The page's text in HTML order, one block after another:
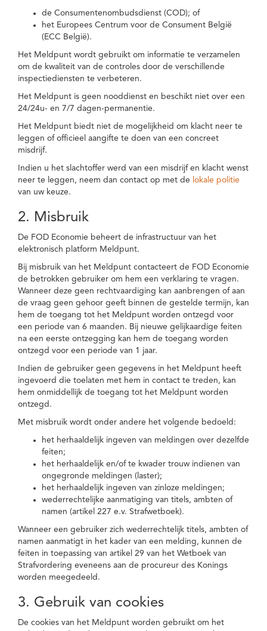
de Consumentenombudsdienst (COD); of
het Europees Centrum voor de Consument België
(ECC België).
Het Meldpunt wordt gebruikt om informatie te verzamelen
om de kwaliteit van de controles door de verschillende
inspectiediensten te verbeteren.
Het Meldpunt is geen nooddienst en beschikt niet over een
24/24u- en 7/7 dagen-permanentie.
Het Meldpunt biedt niet de mogelijkheid om klacht neer te
leggen of officieel aangifte te doen van een concreet
misdrijf.
Indien u het slachtoffer werd van een misdrijf en klacht wenst
neer te leggen, neem dan contact op met de lokale politie
van uw keuze.
2. Misbruik
De FOD Economie beheert de infrastructuur van het
elektronisch platform Meldpunt.
Bij misbruik van het Meldpunt contacteert de FOD Economie
de betrokken gebruiker om hem een verklaring te vragen.
Wanneer deze geen rechtvaardiging kan aanbrengen of aan
de vraag geen gehoor geeft binnen de gestelde termijn, kan
hem de toegang tot het Meldpunt worden ontzegd voor
een periode van 6 maanden. Bij nieuwe gelijkaardige feiten
na een eerste ontzegging kan hem de toegang worden
ontzegd voor een periode van 1 jaar.
Indien de gebruiker geen gegevens in het Meldpunt heeft
ingevoerd die toelaten met hem in contact te treden, kan
hem onmiddellijk de toegang tot het Meldpunt worden
ontzegd.
Met misbruik wordt onder andere het volgende bedoeld:
het herhaaldelijk ingeven van meldingen over dezelfde
feiten;
het herhaaldelijk en/of te kwader trouw indienen van
ongegronde meldingen (laster);
het herhaaldelijk ingeven van zinloze meldingen;
wederrechtelijke aanmatiging van titels, ambten of
namen (artikel 227 e.v. Strafwetboek).
Wanneer een gebruiker zich wederrechtelijk titels, ambten of
namen aanmatigt in het kader van een melding, kunnen de
feiten in toepassing van artikel 29 van het Wetboek van
Strafvordering eveneens aan de procureur des Konings
worden meegedeeld.
3. Gebruik van cookies
De cookies van het Meldpunt worden gebruikt om het